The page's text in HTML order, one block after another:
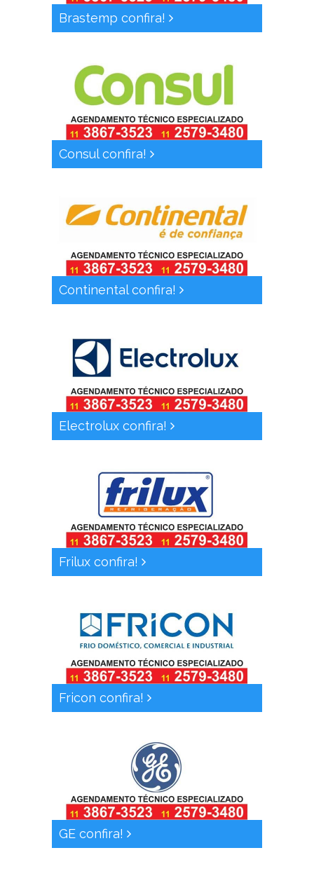
Brastemp confira!
Consul confira!
Continental confira!
Electrolux confira!
Frilux confira!
Fricon confira!
GE confira!